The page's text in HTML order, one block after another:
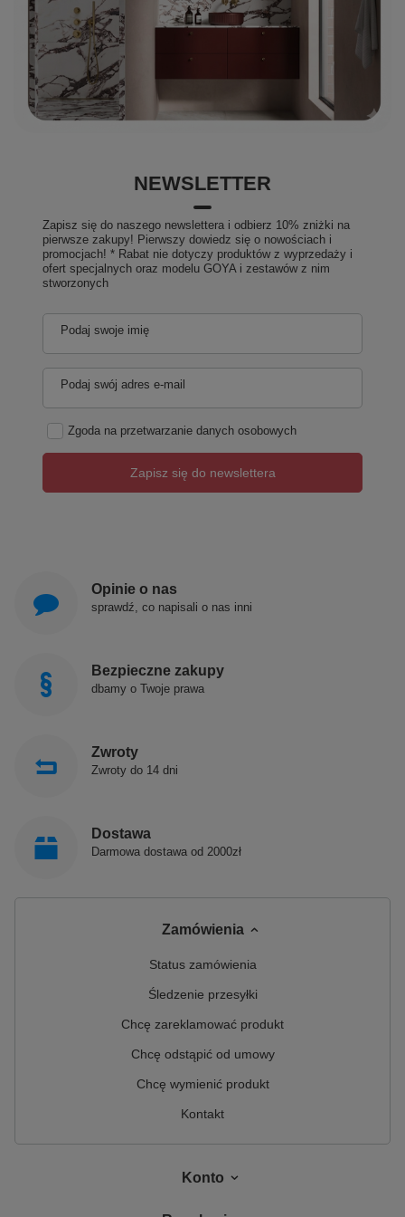
Produkty POLIMAT produkowane są w Polsce!
30-letnie doświadczenie z nowoczesnym spojrzeniem
na prowadzenie biznesu. Jest innowacyjnym i
akrylu.
NEWSLETTER
Zapisz się do naszego newslettera i odbierz 10% zniżki na
pierwsze zakupy! Pierwszy dowiedz się o nowościach i
promocjach! * Rabat nie dotyczy produktów z wyprzedaży i
ofert specjalnych oraz modelu GOYA i zestawów z nim
stworzonych
Podaj swoje imię
Podaj swój adres e-mail
Zgoda na przetwarzanie danych osobowych
Zapisz się do newslettera
Opinie o nas
sprawdź, co napisali o nas inni
Bezpieczne zakupy
dbamy o Twoje prawa
Zwroty
Zwroty do 14 dni
Dostawa
Darmowa dostawa od 2000zł
Zamówienia
Status zamówienia
Śledzenie przesyłki
Chcę zareklamować produkt
Chcę odstąpić od umowy
Chcę wymienić produkt
Kontakt
Konto